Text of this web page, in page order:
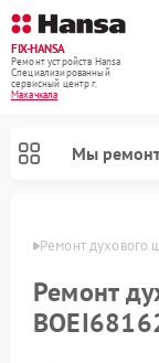
FIX-HANSA
Ремонт устройств Hansa
Специализированный
cервисный центр г.
Махачкала
Мы
Ремонт духового
Ремонт